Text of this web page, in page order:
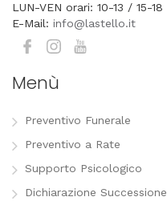
LUN-VEN orari: 10-13 / 15-18
E-Mail: info@lastello.it
Menù
Preventivo Funerale
Preventivo a Rate
Supporto Psicologico
Dichiarazione Successione